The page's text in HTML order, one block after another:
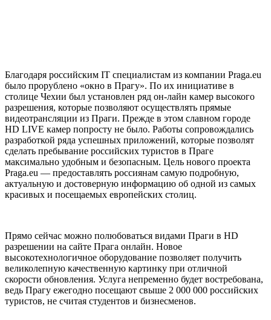
Благодаря российским IT специалистам из компании Praga.eu
было прорублено «окно в Прагу». По их инициативе в
столице Чехии был установлен ряд он-лайн камер высокого
разрешения, которые позволяют осуществлять прямые
видеотрансляции из Праги. Прежде в этом славном городе
HD LIVE камер попросту не было. Работы сопровождались
разработкой ряда успешных приложений, которые позволят
сделать пребывание российских туристов в Праге
максимально удобным и безопасным. Цель нового проекта
Praga.eu — предоставлять россиянам самую подробную,
актуальную и достоверную информацию об одной из самых
красивых и посещаемых европейских столиц.
Прямо сейчас можно полюбоваться видами Праги в HD
разрешении на сайте Прага онлайн. Новое
высокотехнологичное оборудование позволяет получить
великолепную качественную картинку при отличной
скорости обновления. Услуга непременно будет востребована,
ведь Прагу ежегодно посещают свыше 2 000 000 российских
туристов, не считая студентов и бизнесменов.